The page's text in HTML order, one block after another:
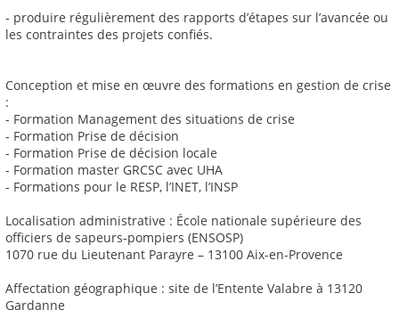
- produire régulièrement des rapports d’étapes sur l’avancée ou
les contraintes des projets confiés.
Conception et mise en œuvre des formations en gestion de crise
:
- Formation Management des situations de crise
- Formation Prise de décision
- Formation Prise de décision locale
- Formation master GRCSC avec UHA
- Formations pour le RESP, l’INET, l’INSP
Localisation administrative : École nationale supérieure des
officiers de sapeurs-pompiers (ENSOSP)
1070 rue du Lieutenant Parayre – 13100 Aix-en-Provence
Affectation géographique : site de l’Entente Valabre à 13120
Gardanne